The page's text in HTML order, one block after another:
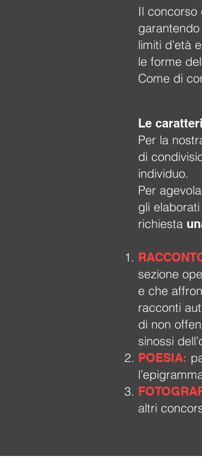
Il concorso
limiti d’età
le forme
Come di
Le
Per la
di
individuo.
Per
gli
richiesta
sezione
e che
racconti
di non
sinossi
POESIA:
altri